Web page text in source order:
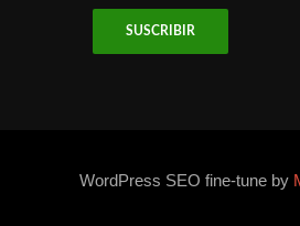
WordPress SEO fine-tune by